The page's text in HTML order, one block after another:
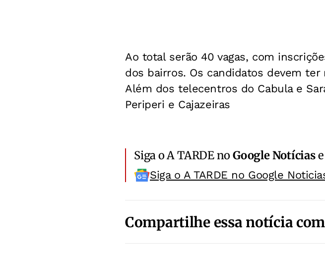
Ao total serão 40 vagas, com
dos bairros. Os candidatos devem
Além dos telecentros do Cabula e
Periperi e Cajazeiras
Siga o A TARDE noGoogle Notíciase
Siga o A TARDE no Google
Compartilhe essa notícia